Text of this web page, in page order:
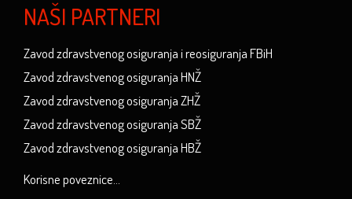
NAŠI PARTNERI
Zavod zdravstvenog osiguranja i reosiguranja FBiH
Zavod zdravstvenog osiguranja HNŽ
Zavod zdravstvenog osiguranja ZHŽ
Zavod zdravstvenog osiguranja SBŽ
Zavod zdravstvenog osiguranja HBŽ
Korisne poveznice...